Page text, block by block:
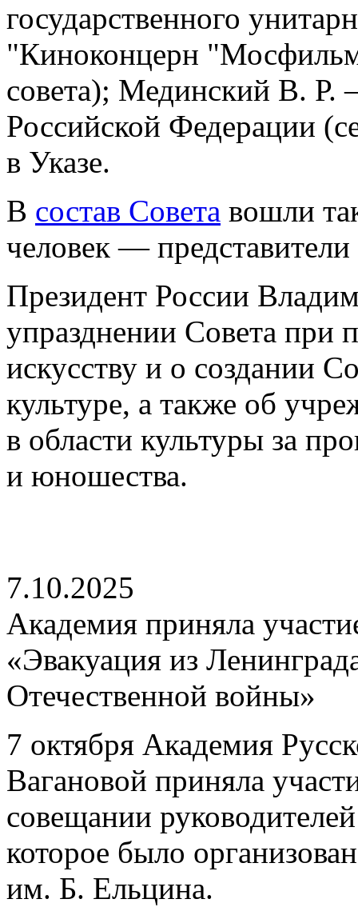
государственного
"Киноконцерн
совета); Мединский В.
Российской Федерации
в Указе.
В состав Совета вошли
человек —
Президент России
упразднении Совета при
искусству и о создании
культуре, а также об
в области культуры за
и юношества.
7.10.2025
Академия приняла
«Эвакуация из
Отечественной войны»
7 октября Академия
Вагановой приняла
совещании
которое было
им. Б. Ельцина.